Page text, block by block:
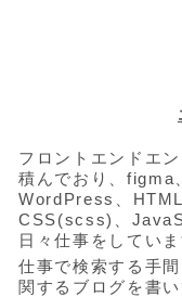
フロントエンドエ
積んでおり、figma
WordPress、
CSS(scss)、
日々仕事をしていま
仕事で検索する手
関するブログを書い